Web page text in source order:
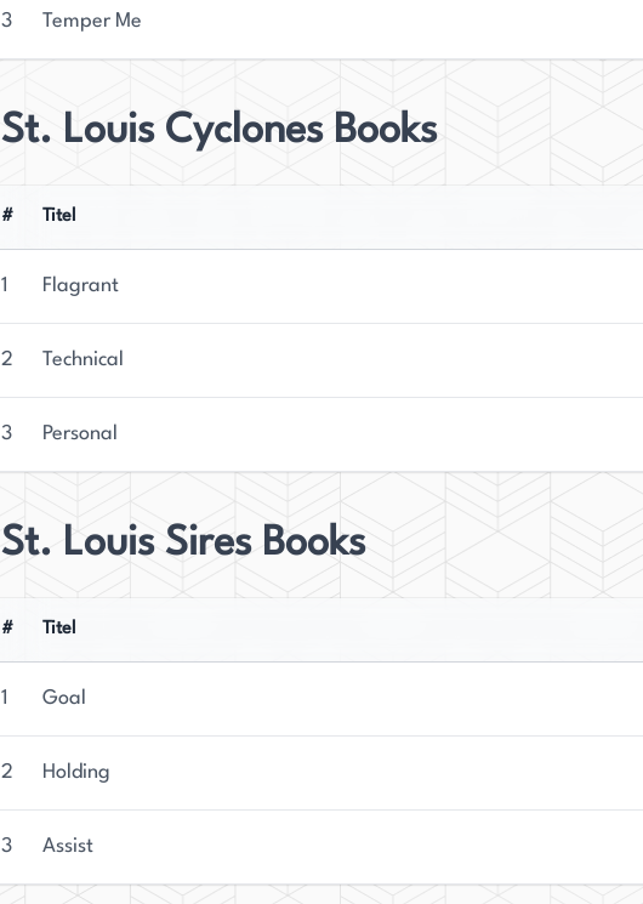
3 Temper Me
St. Louis Cyclones Books
# Titel
1 Flagrant
2 Technical
3 Personal
St. Louis Sires Books
# Titel
1 Goal
2 Holding
3 Assist